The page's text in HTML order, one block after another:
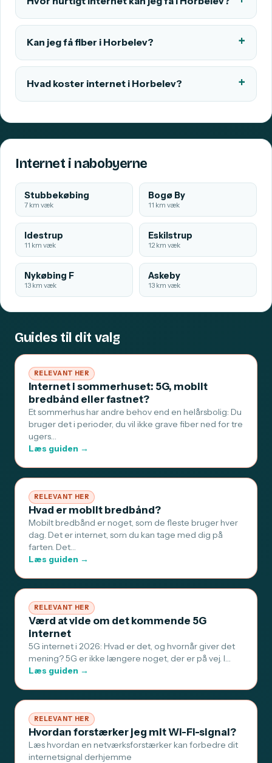
Kan jeg få fiber i Horbelev?
Hvad koster internet i Horbelev?
Internet i nabobyerne
Stubbekøbing
7 km væk
Bogø By
11 km væk
Idestrup
11 km væk
Eskilstrup
12 km væk
Nykøbing F
13 km væk
Askeby
13 km væk
Guides til dit valg
RELEVANT HER
Internet i sommerhuset: 5G, mobilt
bredbånd eller fastnet?
Et sommerhus har andre behov end en helårsbolig: Du
bruger det i perioder, du vil ikke grave fiber ned for tre
ugers…
Læs guiden →
RELEVANT HER
Hvad er mobilt bredbånd?
Mobilt bredbånd er noget, som de fleste bruger hver
dag. Det er internet, som du kan tage med dig på
farten. Det…
Læs guiden →
RELEVANT HER
Værd at vide om det kommende 5G
internet
5G internet i 2026: Hvad er det, og hvornår giver det
mening? 5G er ikke længere noget, der er på vej. I…
Læs guiden →
RELEVANT HER
Hvordan forstærker jeg mit Wi-Fi-signal?
Læs hvordan en netværksforstærker kan forbedre dit
internetsignal derhjemme